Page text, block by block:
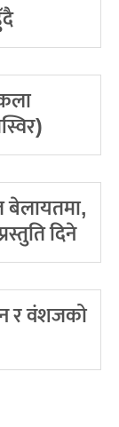
बेलायतमा,
दिने
र वंशजको